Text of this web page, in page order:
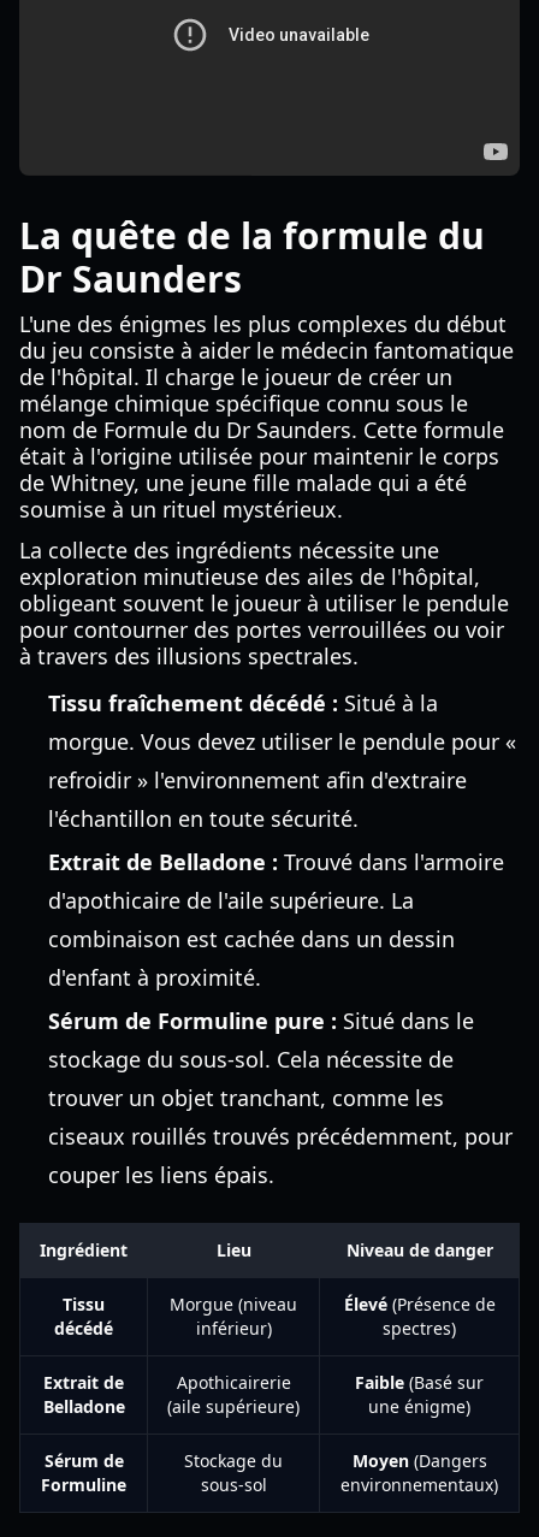
La quête de la formule du
Dr Saunders
L'une des énigmes les plus complexes du début
du jeu consiste à aider le médecin fantomatique
de l'hôpital. Il charge le joueur de créer un
mélange chimique spécifique connu sous le
nom de Formule du Dr Saunders. Cette formule
était à l'origine utilisée pour maintenir le corps
de Whitney, une jeune fille malade qui a été
soumise à un rituel mystérieux.
La collecte des ingrédients nécessite une
exploration minutieuse des ailes de l'hôpital,
obligeant souvent le joueur à utiliser le pendule
pour contourner des portes verrouillées ou voir
à travers des illusions spectrales.
Tissu fraîchement décédé : Situé à la
morgue. Vous devez utiliser le pendule pour «
refroidir » l'environnement afin d'extraire
l'échantillon en toute sécurité.
Extrait de Belladone : Trouvé dans l'armoire
d'apothicaire de l'aile supérieure. La
combinaison est cachée dans un dessin
d'enfant à proximité.
Sérum de Formuline pure : Situé dans le
stockage du sous-sol. Cela nécessite de
trouver un objet tranchant, comme les
ciseaux rouillés trouvés précédemment, pour
couper les liens épais.
Ingrédient Lieu Niveau de danger
Tissu
décédé
Morgue (niveau
inférieur)
Élevé(Présence de
spectres)
Extrait de
Belladone
Apothicairerie
(aile supérieure)
Faible (Basé sur
une énigme)
Sérum de
Formuline
Stockage du
sous-sol
Moyen(Dangers
environnementaux)